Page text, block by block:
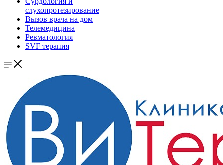
слухопротезирование
Вызов врача на дом
Телемедицина
Ревматология
SVF терапия